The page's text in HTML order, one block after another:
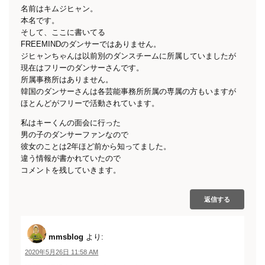
名前はキムジヒャン。
本名です。
そして、ここに書いてる
FREEMINDのダンサーではありません。
ジヒャンちゃんは以前別のダンスチームに所属していましたが
現在はフリーのダンサーさんです。
所属事務所はありません。
韓国のダンサーさんは各芸能事務所所属の専属の方もいますが
ほとんどがフリーで活動されています。
私はキーくんの面会に行った
男の子のダンサーファンなので
彼女のことは2年ほど前から知ってました。
違う情報が書かれていたので
コメントを残していきます。
返信する
mmsblog より:
2020年5月26日 11:58 AM